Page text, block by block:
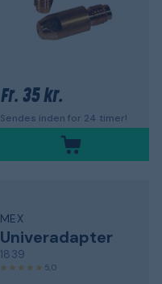
Fr. 35 kr.
Sendes inden for 24 timer!
MEX
Univeradapter
1839
5,0